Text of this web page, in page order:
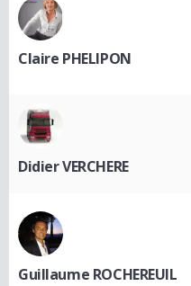
Claire PHELIPON
Didier VERCHERE
Guillaume ROCHEREUIL